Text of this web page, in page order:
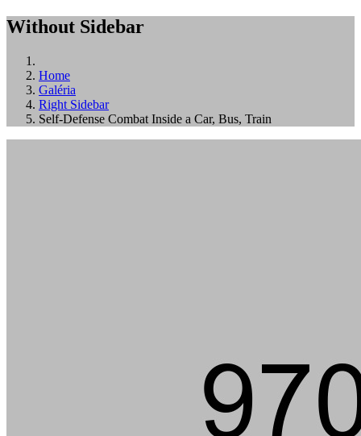
Without Sidebar
Home
Galéria
Right Sidebar
Self-Defense Combat Inside a Car, Bus, Train